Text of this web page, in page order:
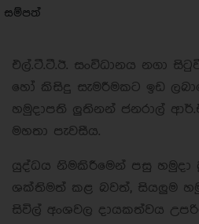
සම්පත්
එල්.ටී.ටී.ඊ. සංවිධානය නගා
හෝ කිසිදු සැමරීමකට ඉඩ
හමුදාපති ලුතිනන් ජනරාල්
මහතා පැවසීය.
යුද්ධය නිමකිරීමෙන් පසු හමුදා
ශක්තිමත් කළ බවත්, සියලුම
සිවිල් අංශවල දායකත්වය